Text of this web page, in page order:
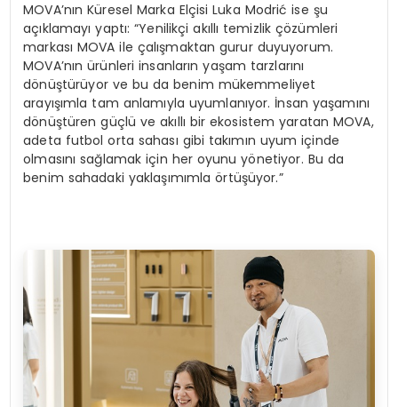
MOVA’nın Küresel Marka Elçisi Luka Modrić ise şu
açıklamayı yaptı: “Yenilikçi akıllı temizlik çözümleri
markası MOVA ile çalışmaktan gurur duyuyorum.
MOVA’nın ürünleri insanların yaşam tarzlarını
dönüştürüyor ve bu da benim mükemmeliyet
arayışımla tam anlamıyla uyumlanıyor. İnsan yaşamını
dönüştüren güçlü ve akıllı bir ekosistem yaratan MOVA,
adeta futbol orta sahası gibi takımın uyum içinde
olmasını sağlamak için her oyunu yönetiyor. Bu da
benim sahadaki yaklaşımımla örtüşüyor.”